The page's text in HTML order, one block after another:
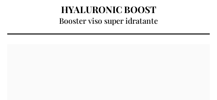
HYALURONIC BOOST
Booster viso super idratante